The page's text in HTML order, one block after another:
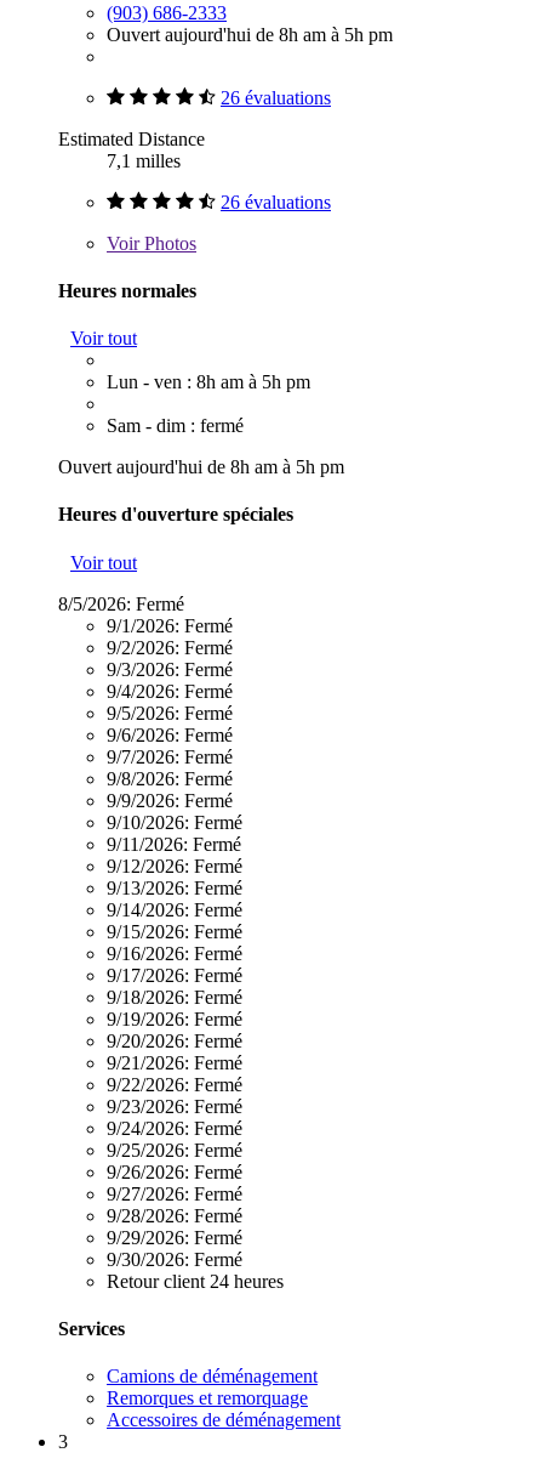
(903) 686-2333
Ouvert aujourd'hui de 8h am à 5h pm
26 évaluations
Estimated Distance
7,1 milles
26 évaluations
VoirPhotos
Heures normales
Voir tout
Lun - ven : 8h am à 5h pm
Sam - dim : fermé
Ouvert aujourd'hui de 8h am à 5h pm
Heures d'ouverture spéciales
Voir tout
8/5/2026: Fermé
9/1/2026: Fermé
9/2/2026: Fermé
9/3/2026: Fermé
9/4/2026: Fermé
9/5/2026: Fermé
9/6/2026: Fermé
9/7/2026: Fermé
9/8/2026: Fermé
9/9/2026: Fermé
9/10/2026: Fermé
9/11/2026: Fermé
9/12/2026: Fermé
9/13/2026: Fermé
9/14/2026: Fermé
9/15/2026: Fermé
9/16/2026: Fermé
9/17/2026: Fermé
9/18/2026: Fermé
9/19/2026: Fermé
9/20/2026: Fermé
9/21/2026: Fermé
9/22/2026: Fermé
9/23/2026: Fermé
9/24/2026: Fermé
9/25/2026: Fermé
9/26/2026: Fermé
9/27/2026: Fermé
9/28/2026: Fermé
9/29/2026: Fermé
9/30/2026: Fermé
Retour client 24 heures
Services
Camions de déménagement
Remorques et remorquage
Accessoires de déménagement
3